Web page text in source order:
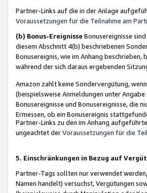
Partner-Links auf die in der Anlage
Voraussetzungen für die Teilnahme am
(b) Bonus-Ereignisse Bonusereignisse
diesem Abschnitt 4(b) beschriebenen
Bonusereignis, wie im Anhang
während der sich daraus ergebenden
Amazon zahlt keine Sondervergütung,
(beispielsweise Anmeldungen unter
Bonusereignisse und Bonusereignisse, die
Ermessen, ob ein Bonusereignis
Partner-Links zu den im Anhang
ungeachtet derVoraussetzungen für die
5. Einschränkungen in Bezug auf
Partner-Tags sollten nur verwendet
Namen handelt) versuchst, Vergütungen